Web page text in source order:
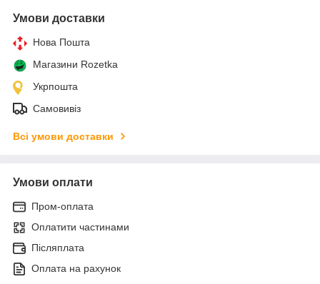
Умови доставки
Нова Пошта
Магазини Rozetka
Укрпошта
Самовивіз
Всі умови доставки
Умови оплати
Пром-оплата
Оплатити частинами
Післяплата
Оплата на рахунок